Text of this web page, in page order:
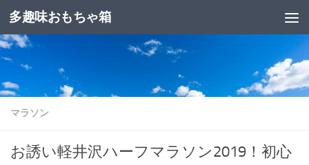
コンテンツへスキップ
多趣味おもちゃ箱
マラソン
お誘い軽井沢ハーフマラソン2019！初心